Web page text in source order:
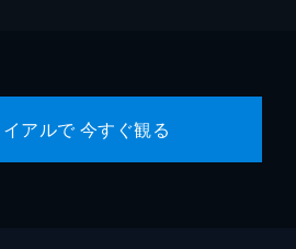
アルで 今すぐ観る